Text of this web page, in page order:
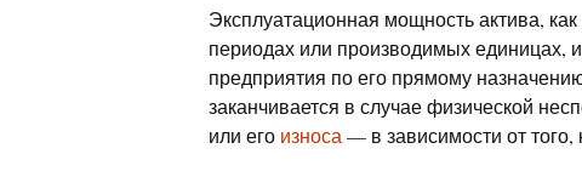
Эксплуатационная мощность актива,
периодах или производимых единицах,
предприятия по его прямому
заканчивается в случае физической
или его износа — в зависимости от